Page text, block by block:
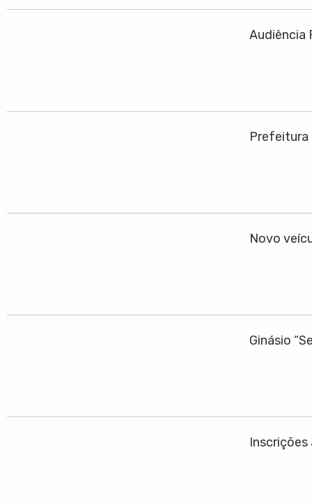
Audiência
Prefeitura
Novo
Ginásio